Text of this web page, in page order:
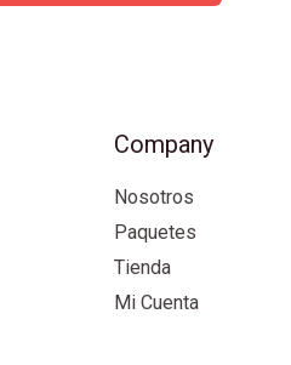
Company
Nosotros
Paquetes
Tienda
Mi Cuenta